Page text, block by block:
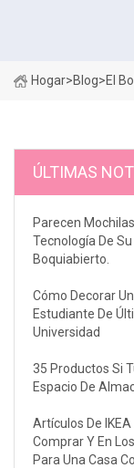
Hogar>Blog>El
ÚLTIMAS
Parecen
Tecnología De
Boquiabierto.
Cómo Decorar
Estudiante De
Universidad
35 Productos Si
Espacio De
Artículos De
Comprar Y En
Para Una Casa